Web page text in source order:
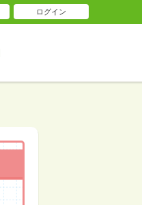
ログイン